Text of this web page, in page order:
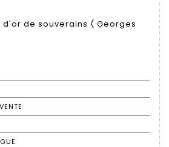
de souverains ( Georges